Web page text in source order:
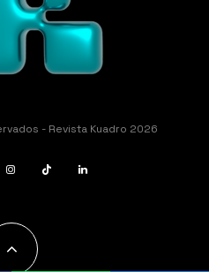
- Revista Kuadro 2026